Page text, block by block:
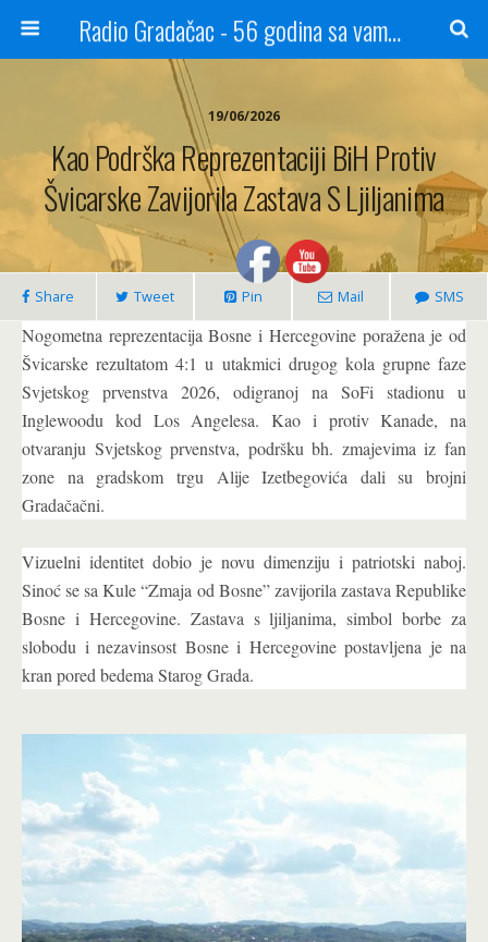
Radio Gradačac - 56 godina sa vama...
19/06/2026
Kao Podrška Reprezentaciji BiH Protiv
Švicarske Zavijorila Zastava S Ljiljanima
Share Tweet Pin Mail SMS
Nogometna reprezentacija Bosne i Hercegovine poražena je od
Švicarske rezultatom 4:1 u utakmici drugog kola grupne faze
Svjetskog prvenstva 2026, odigranoj na SoFi stadionu u
Inglewoodu kod Los Angelesa. Kao i protiv Kanade, na
otvaranju Svjetskog prvenstva, podršku bh. zmajevima iz fan
zone na gradskom trgu Alije Izetbegovića dali su brojni
Gradačačni.
Vizuelni identitet dobio je novu dimenziju i patriotski naboj.
Sinoć se sa Kule “Zmaja od Bosne” zavijorila zastava Republike
Bosne i Hercegovine. Zastava s ljiljanima, simbol borbe za
slobodu i nezavinsost Bosne i Hercegovine postavljena je na
kran pored bedema Starog Grada.